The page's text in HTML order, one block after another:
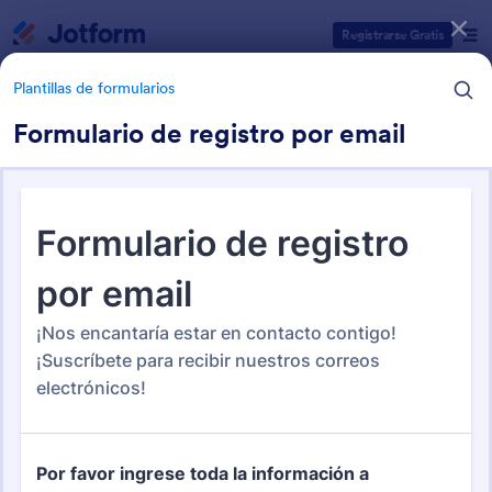
Registrarse Gratis
Plantillas de formularios
Formulario de registro por email
Plantillas de formularios
Formularios de inscripción
Categorías de plantillas de formulario